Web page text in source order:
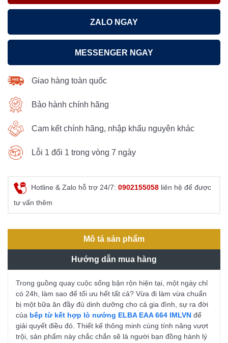
ZALO NGAY
MESSENGER NGAY
Giao hàng toàn quốc
Bảo hành chính hãng
Cam kết chính hãng, nhập khẩu nguyên khác
Lỗi 1 đổi 1 trong vòng 7 ngày
Hotline & Zalo hỗ trợ 24/7: 0902155058 liên hệ để được
tư vấn thêm
Mô tả sản phẩm
Hướng dẫn mua hàng
Trong guồng quay cuộc sống bận rộn hiện tại, một ngày chỉ
có 24h, làm sao để tối ưu hết tất cả? Vừa đi làm vừa chuẩn
bị một bữa ăn đầy đủ dinh dưỡng cho cả gia đình, sự ra đời
của bếp từ kết hợp lò nướng ELBA EAA 664 IMLVN để
giải quyết điều đó. Thiết kế thông minh cùng tính năng vượt
trội, sản phẩm này chắc chắn sẽ là người bạn đồng hành lý